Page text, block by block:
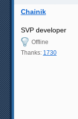
Chainik
SVP developer
Offline
Thanks: 1730